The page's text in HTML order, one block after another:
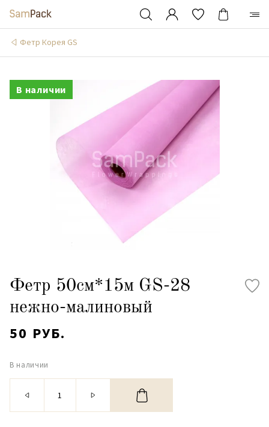
Фетр Корея GS
В наличии
Фетр 50см*15м GS-28
нежно-малиновый
50 РУБ.
В наличии